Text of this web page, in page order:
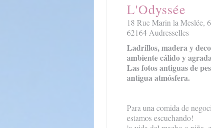
L'Odyssée
18 Rue Marin la Meslée,
62164 Audresselles
Ladrillos, madera y
ambiente cálido y
Las fotos antiguas de
antigua atmósfera.
Para una comida de
estamos escuchando!